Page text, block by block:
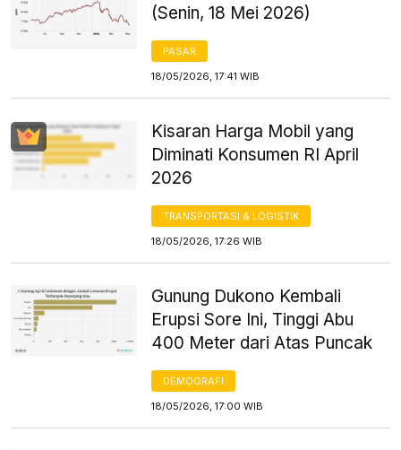
(Senin, 18 Mei 2026)
PASAR
18/05/2026, 17:41 WIB
Kisaran Harga Mobil yang
Diminati Konsumen RI April
2026
TRANSPORTASI & LOGISTIK
18/05/2026, 17:26 WIB
Gunung Dukono Kembali
Erupsi Sore Ini, Tinggi Abu
400 Meter dari Atas Puncak
DEMOGRAFI
18/05/2026, 17:00 WIB